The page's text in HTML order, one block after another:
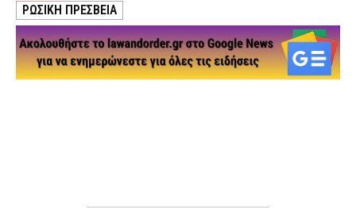
ΡΩΣΙΚΗ ΠΡΕΣΒΕΙΑ